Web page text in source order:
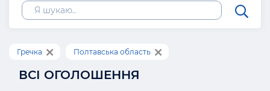
Гречка Полтавська область
ВСІ ОГОЛОШЕННЯ